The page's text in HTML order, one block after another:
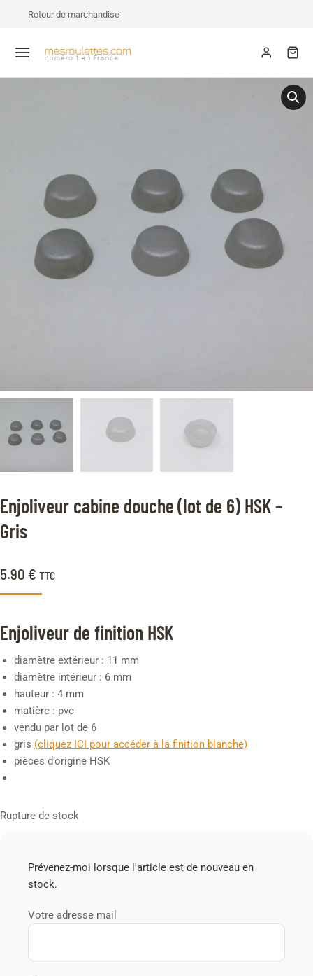
Retour de marchandise
Enjoliveur cabine douche (lot de 6) HSK –
Gris
5.90 € TTC
Enjoliveur de finition HSK
diamètre extérieur : 11 mm
diamètre intérieur : 6 mm
hauteur : 4 mm
matière : pvc
vendu par lot de 6
gris (cliquez ICI pour accéder à la finition blanche)
pièces d’origine HSK
Rupture de stock
Prévenez-moi lorsque l'article est de nouveau en
stock.
Votre adresse mail